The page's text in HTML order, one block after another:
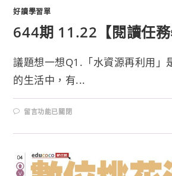
好讀學習單
644期 11.22【閱讀任務
議題想一想Q1.「水資源再利用」
的生活中，有...
留言功能已關閉